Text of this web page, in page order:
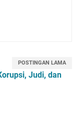
POSTINGAN LAMA
Judi, dan